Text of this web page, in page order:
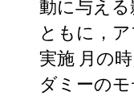
動に与え
ともに，
実施 月の
ダミーの